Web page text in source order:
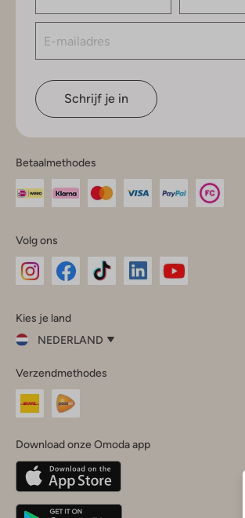
Schrijf je in
Betaalmethodes
Volg ons
InstagramFacebook
Kies je land
NEDERLAND
je
land
Nederland
Belgique(Français)
Deutschland
Verzendmethodes
Download onze Omoda app